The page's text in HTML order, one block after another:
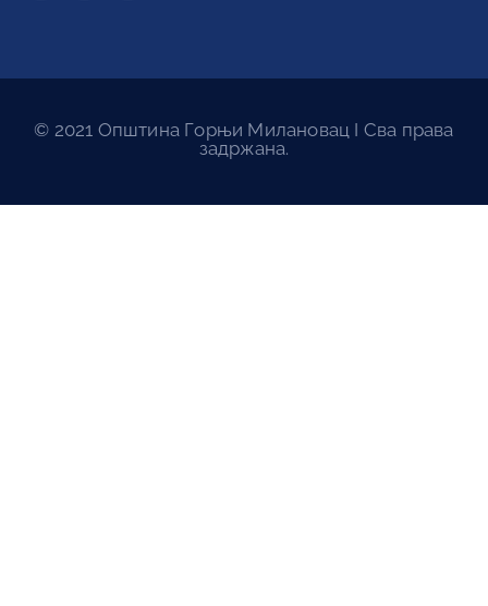
© 2021 Општина Горњи Милановац I Сва права
задржана.